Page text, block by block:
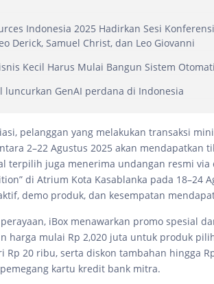
Indonesia 2025 Hadirkan Sesi
Derick, Samuel Christ, dan Leo Giovanni
Kecil Harus Mulai Bangun Sistem
luncurkan GenAI perdana di Indonesia
pelanggan yang melakukan transaksi
2–22 Agustus 2025 akan mendapatkan
terpilih juga menerima undangan resmi via
di Atrium Kota Kasablanka pada 18–24
demo produk, dan kesempatan
iBox menawarkan promo spesial
harga mulai Rp 2,020 juta untuk produk
Rp 20 ribu, serta diskon tambahan hingga
kartu kredit bank mitra.